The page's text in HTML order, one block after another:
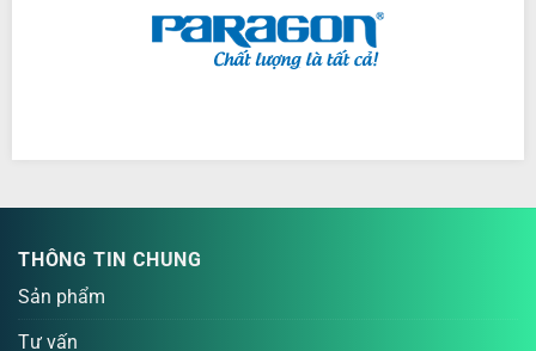
THÔNG TIN CHUNG
Sản phẩm
Tư vấn